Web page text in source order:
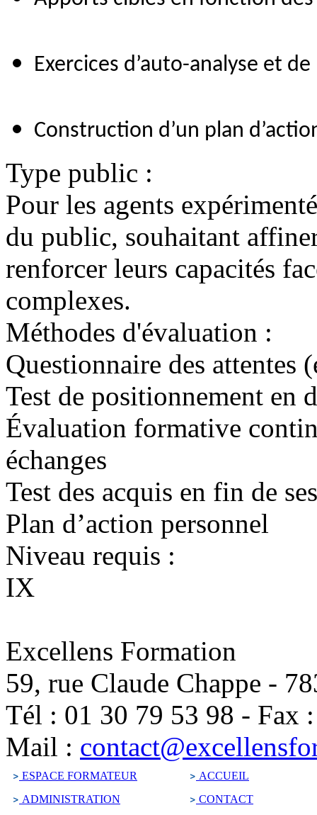
Exercices d’auto-analyse et
Construction d’un plan
Type public :
Pour les agents
du public, souhaitant
renforcer leurs capacités
complexes.
Méthodes d'évaluation :
Questionnaire des attentes
Test de positionnement en
Évaluation formative
échanges
Test des acquis en fin de
Plan d’action personnel
Niveau requis :
IX
Excellens Formation
59, rue Claude Chappe -
Tél : 01 30 79 53 98 - Fax
Mail :
ESPACE FORMATEUR
ACCUEIL
ADMINISTRATION
CONTACT